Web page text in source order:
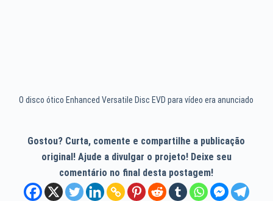
O disco ótico Enhanced Versatile Disc EVD para vídeo era anunciado
Gostou? Curta, comente e compartilhe a publicação
original! Ajude a divulgar o projeto! Deixe seu
comentário no final desta postagem!